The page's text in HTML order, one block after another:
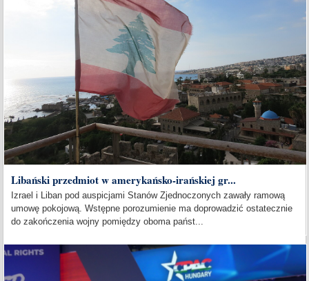
Libański przedmiot w amerykańsko-irańskiej gr...
Izrael i Liban pod auspicjami Stanów Zjednoczonych zawały ramową
umowę pokojową. Wstępne porozumienie ma doprowadzić ostatecznie
do zakończenia wojny pomiędzy oboma państ...